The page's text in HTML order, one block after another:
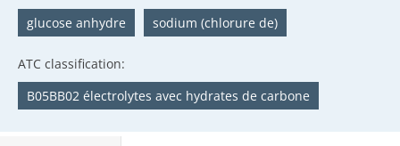
glucose anhydre
sodium (chlorure de)
ATC classification:
B05BB02 électrolytes avec hydrates de carbone